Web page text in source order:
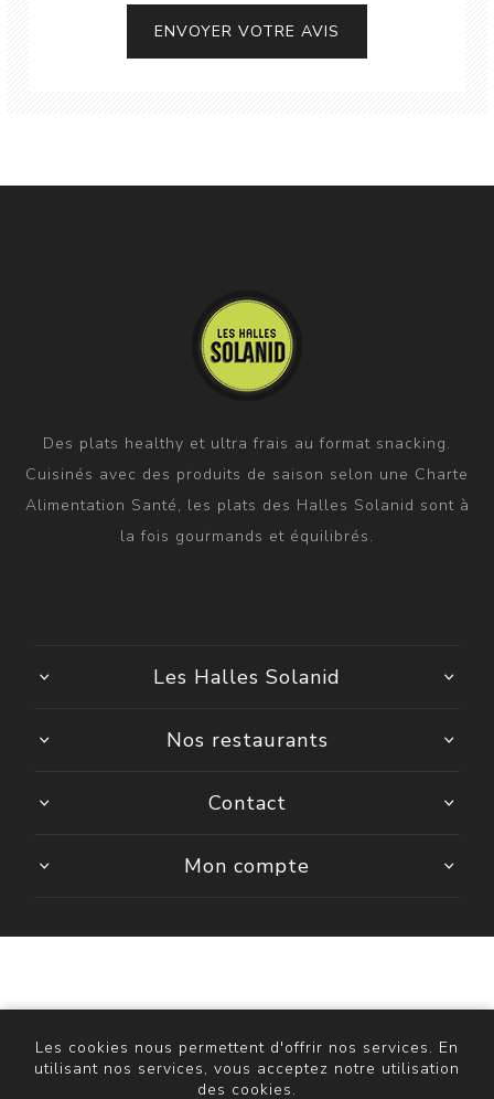
ENVOYER VOTRE AVIS
Des plats healthy et ultra frais au format snacking.
Cuisinés avec des produits de saison selon une Charte
Alimentation Santé, les plats des Halles Solanid sont à
la fois gourmands et équilibrés.
Les Halles Solanid
Nos restaurants
Contact
Mon compte
Powered bynopCommerce
Copyright © 2026 ASR St Roch. Tous droits réservés.
Les cookies nous permettent d'offrir nos services. En
utilisant nos services, vous acceptez notre utilisation
des cookies.